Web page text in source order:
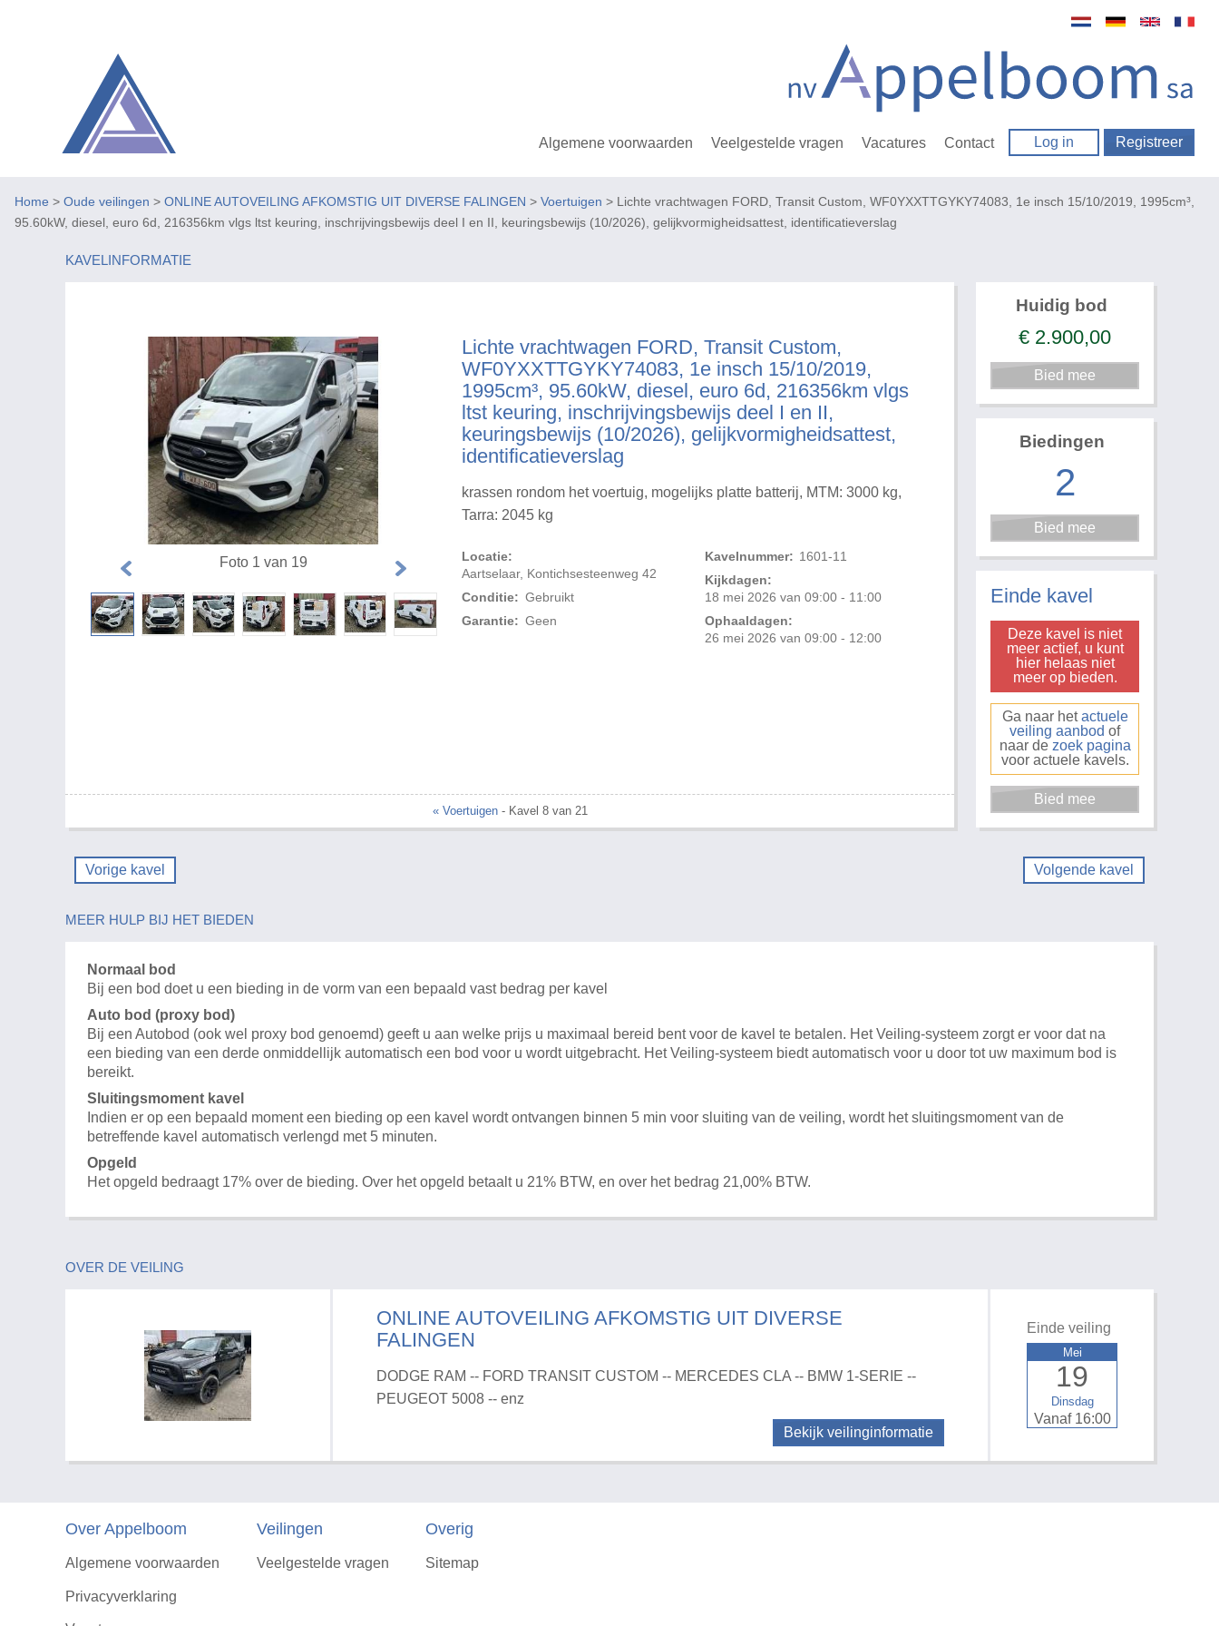
Algemene voorwaarden Veelgestelde vragen Vacatures Contact Log in Registreer
Home > Oude veilingen > ONLINE AUTOVEILING AFKOMSTIG UIT DIVERSE FALINGEN > Voertuigen > Lichte vrachtwagen FORD, Transit Custom, WF0YXXTTGYKY74083, 1e insch 15/10/2019, 1995cm³,
95.60kW, diesel, euro 6d, 216356km vlgs ltst keuring, inschrijvingsbewijs deel I en II, keuringsbewijs (10/2026), gelijkvormigheidsattest, identificatieverslag
KAVELINFORMATIE
Lichte vrachtwagen FORD, Transit Custom,
WF0YXXTTGYKY74083, 1e insch 15/10/2019,
1995cm³, 95.60kW, diesel, euro 6d, 216356km vlgs
ltst keuring, inschrijvingsbewijs deel I en II,
keuringsbewijs (10/2026), gelijkvormigheidsattest,
identificatieverslag
krassen rondom het voertuig, mogelijks platte batterij, MTM: 3000 kg,
Tarra: 2045 kg
Locatie:
Aartselaar, Kontichsesteenweg 42
Conditie: Gebruikt
Garantie: Geen
Kavelnummer: 1601-11
Kijkdagen:
18 mei 2026 van 09:00 - 11:00
Ophaaldagen:
26 mei 2026 van 09:00 - 12:00
Foto 1 van 19
« Voertuigen- Kavel 8 van 21
Huidig bod
€ 2.900,00
Biedingen
2
Einde kavel
Deze kavel is niet
meer actief, u kunt
hier helaas niet
meer op bieden.
Ga naar hetactuele
veiling aanbod of
naar de zoek pagina
voor actuele kavels.
Vorige kavel Volgende kavel
MEER HULP BIJ HET BIEDEN
Normaal bod
Bij een bod doet u een bieding in de vorm van een bepaald vast bedrag per kavel
Auto bod (proxy bod)
Bij een Autobod (ook wel proxy bod genoemd) geeft u aan welke prijs u maximaal bereid bent voor de kavel te betalen. Het Veiling-systeem zorgt er voor dat na
een bieding van een derde onmiddellijk automatisch een bod voor u wordt uitgebracht. Het Veiling-systeem biedt automatisch voor u door tot uw maximum bod is
bereikt.
Sluitingsmoment kavel
Indien er op een bepaald moment een bieding op een kavel wordt ontvangen binnen 5 min voor sluiting van de veiling, wordt het sluitingsmoment van de
betreffende kavel automatisch verlengd met 5 minuten.
Opgeld
Het opgeld bedraagt 17% over de bieding. Over het opgeld betaalt u 21% BTW, en over het bedrag 21,00% BTW.
OVER DE VEILING
ONLINE AUTOVEILING AFKOMSTIG UIT DIVERSE
FALINGEN
DODGE RAM -- FORD TRANSIT CUSTOM -- MERCEDES CLA -- BMW 1-SERIE --
PEUGEOT 5008 -- enz
Bekijk veilinginformatie
Einde veiling
Dinsdag
19
Mei
Vanaf 16:00
Over Appelboom
Algemene voorwaarden
Privacyverklaring
Veilingen
Veelgestelde vragen
Overig
Sitemap